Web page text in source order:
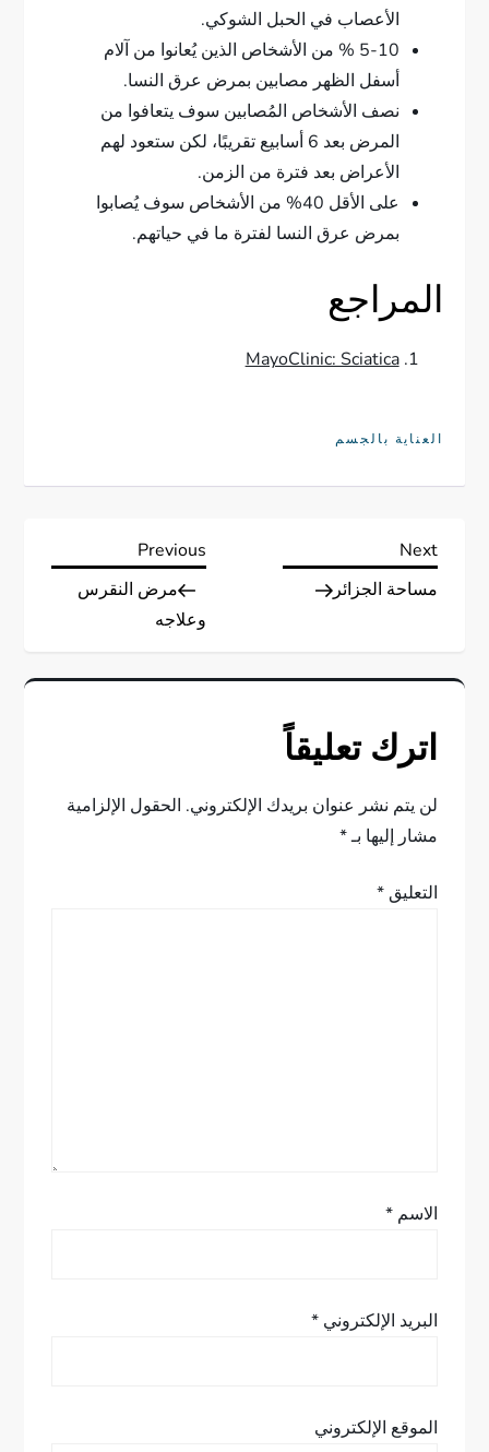
الأعصاب في الحبل الشوكي.
5-10 % من الأشخاص الذين يُعانوا من آلام
أسفل الظهر مصابين بمرض عرق النسا.
نصف الأشخاص المُصابين سوف يتعافوا من
المرض بعد 6 أسابيع تقريبًا، لكن ستعود لهم
الأعراض بعد فترة من الزمن.
على الأقل 40% من الأشخاص سوف يُصابوا
بمرض عرق النسا لفترة ما في حياتهم.
المراجع
MayoClinic: Sciatica
العناية بالجسم
ت
ص
ا
ل
Previous
Post
Previous
مرض النقرس
وعلاجه
Next
Post
Next
مساحة الجزائر
اترك تعليقاً
لن يتم نشر عنوان بريدك الإلكتروني. الحقول الإلزامية
مشار إليها بـ*
التعليق*
الاسم*
البريد الإلكتروني*
الموقع الإلكتروني